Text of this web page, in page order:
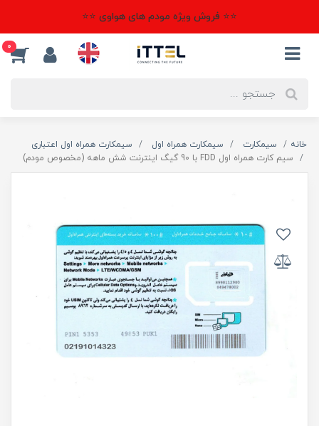
⭐⭐ فروش ویژه مودم های هواوی ⭐⭐
0
خانه سیمکارت سیمکارت همراه اول
سیمکارت همراه اول اعتباری
سیم کارت همراه اول FDD با 90 گیگ اینترنت شش ماهه (مخصوص مودم)